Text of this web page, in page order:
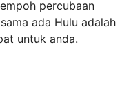
percubaan
ada Hulu adalah
untuk anda.